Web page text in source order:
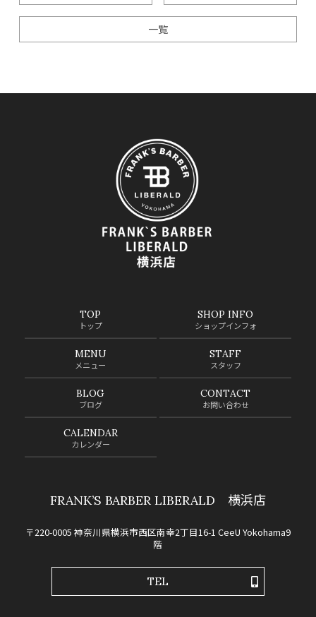
一覧
TOP
トップ
SHOP INFO
ショップインフォ
MENU
メニュー
STAFF
スタッフ
BLOG
ブログ
CONTACT
お問い合わせ
CALENDAR
カレンダー
FRANK’S BARBER LIBERALD 横浜店
〒220-0005 神奈川県横浜市西区南幸2丁目16-1 CeeU Yokohama9
階
TEL